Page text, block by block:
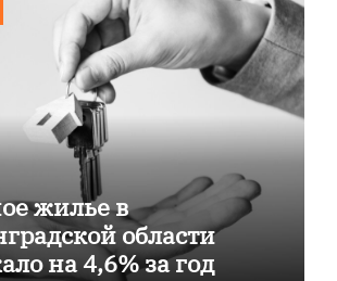
жилье в
области
на 4,6% за год